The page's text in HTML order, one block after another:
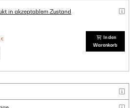
in akzeptablem Zustand
€
In den
Warenkorb